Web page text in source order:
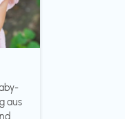
aus